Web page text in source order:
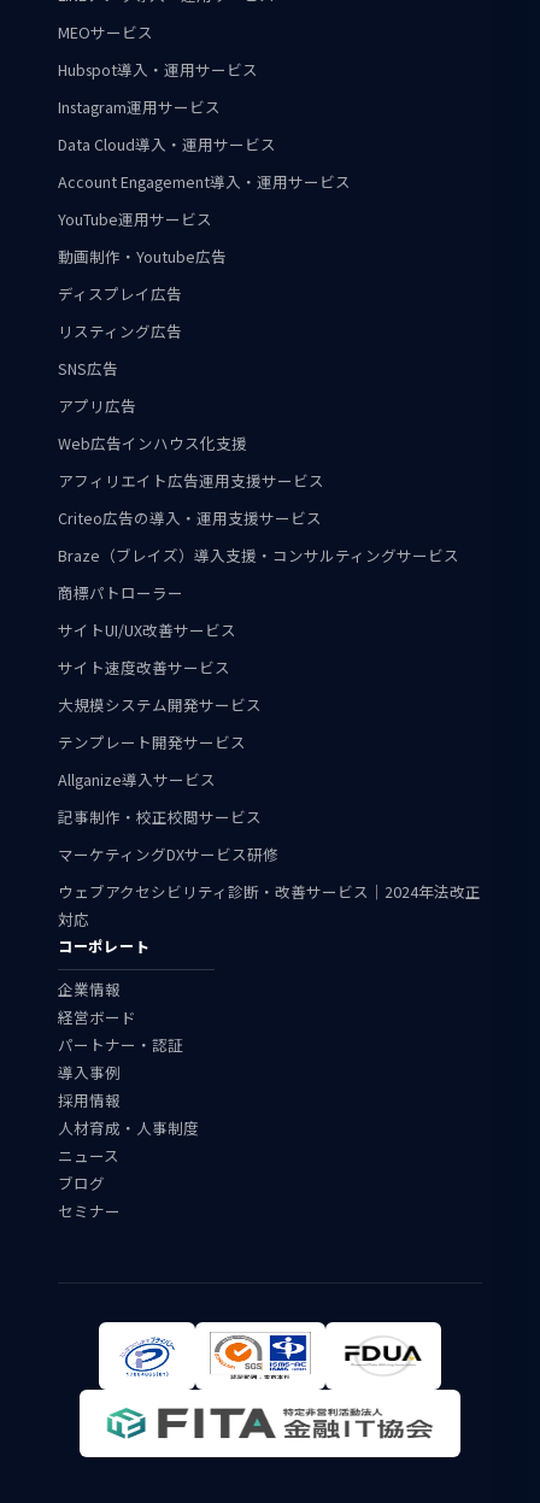
MEOサービス
Hubspot導入・運用サービス
Instagram運用サービス
Data Cloud導入・運用サービス
Account Engagement導入・運用サービス
YouTube運用サービス
動画制作・Youtube広告
ディスプレイ広告
リスティング広告
SNS広告
アプリ広告
Web広告インハウス化支援
アフィリエイト広告運用支援サービス
Criteo広告の導入・運用支援サービス
Braze（ブレイズ）導入支援・コンサルティングサービス
商標パトローラー
サイトUI/UX改善サービス
サイト速度改善サービス
大規模システム開発サービス
テンプレート開発サービス
Allganize導入サービス
記事制作・校正校閲サービス
マーケティングDXサービス研修
ウェブアクセシビリティ診断・改善サービス｜2024年法改正
対応
コーポレート
企業情報
経営ボード
パートナー・認証
導入事例
採用情報
人材育成・人事制度
ニュース
ブログ
セミナー